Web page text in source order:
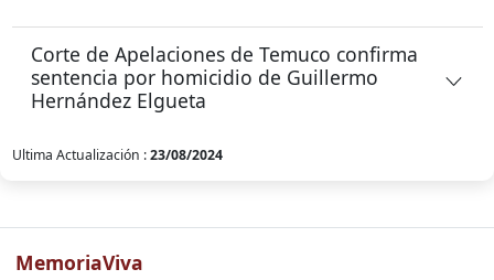
Corte de Apelaciones de Temuco confirma
sentencia por homicidio de Guillermo
Hernández Elgueta
Ultima Actualización :23/08/2024
MemoriaViva